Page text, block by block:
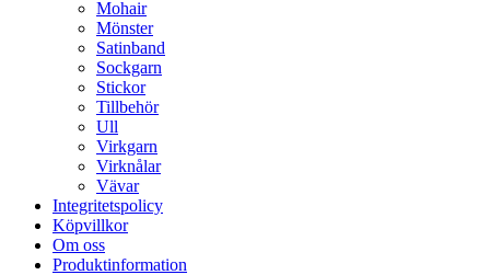
Mohair
Mönster
Satinband
Sockgarn
Stickor
Tillbehör
Ull
Virkgarn
Virknålar
Vävar
Integritetspolicy
Köpvillkor
Om oss
Produktinformation